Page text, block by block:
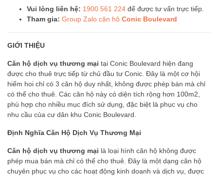
Vui lòng liên hệ: 1900 561 224 để được tư vấn trực tiếp.
Tham gia: Group Zalo căn hộ Conic Boulevard
GIỚI THIỆU
Căn hộ dịch vụ thương mại tại Conic Boulevard hiện đang
được cho thuê trực tiếp từ chủ đầu tư Conic. Đây là một cơ hội
hiếm hoi chỉ có 3 căn hộ duy nhất, không được phép bán mà chỉ
có thể cho thuê. Các căn hộ này có diện tích rộng hơn 100m2,
phù hợp cho nhiều mục đích sử dụng, đặc biệt là phục vụ cho
nhu cầu của cư dân khu Conic Boulevard.
Định Nghĩa Căn Hộ Dịch Vụ Thương Mại
Căn hộ dịch vụ thương mại là loại hình căn hộ không được
phép mua bán mà chỉ có thể cho thuê. Đây là một dạng căn hộ
chuyên phục vụ cho các hoạt động kinh doanh và dịch vụ, được